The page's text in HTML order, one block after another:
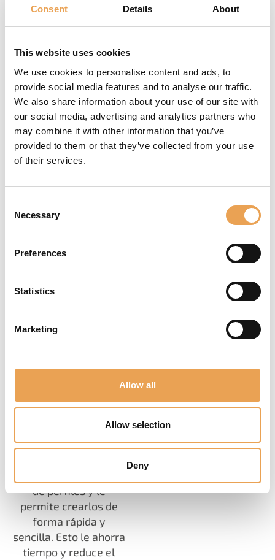
Consent Details About
This website uses cookies
We use cookies to personalise content and ads, to
provide social media features and to analyse our traffic.
We also share information about your use of our site with
our social media, advertising and analytics partners who
may combine it with other information that you’ve
provided to them or that they’ve collected from your use
of their services.
Selection
Necessary
Preferences
Statistics
Marketing
Allow all
Allow selection
Deny
CON PROFILER SUITE
CALIDAD DEL
COLOR
La Profiler Suite de
ColorGATE se utiliza
reproducción del color
en los dispositivos de
impresión. Esta
función les permite
colores que se ven en
el monitor coinciden
con los que
aparecerán en los
RENTABLE
Profiler Suite de
de perfiles y le
permite crearlos de
forma rápida y
sencilla. Esto le ahorra
tiempo y reduce el